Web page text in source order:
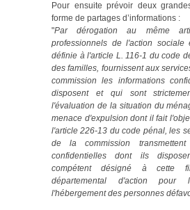
Pour ensuite prévoir deux
forme de partages d’informations :
"Par dérogation au même
professionnels de l'action sociale
définie à l'article L. 116-1 du code
des familles, fournissent aux
commission les informations
disposent et qui sont
l'évaluation de la situation du
menace d'expulsion dont il fait
l'article 226-13 du code pénal, les
de la commission
confidentielles dont ils
compétent désigné à
départemental d'action
l'hébergement des personnes